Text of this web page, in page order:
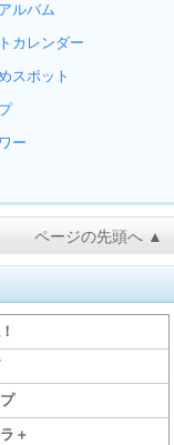
ルバム
カレンダー
スポット
ー
ページの先頭へ ▲
＋